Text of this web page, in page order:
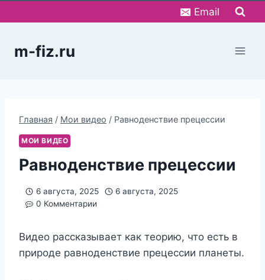
к
Email
m-fiz.ru
Главная / Мои видео / Равноденствие прецессии
МОИ ВИДЕО
Равноденствие прецессии
6 августа, 2025
6 августа, 2025
0 Комментарии
Видео рассказывает как теорию, что есть в
природе равноденствие прецессии планеты.